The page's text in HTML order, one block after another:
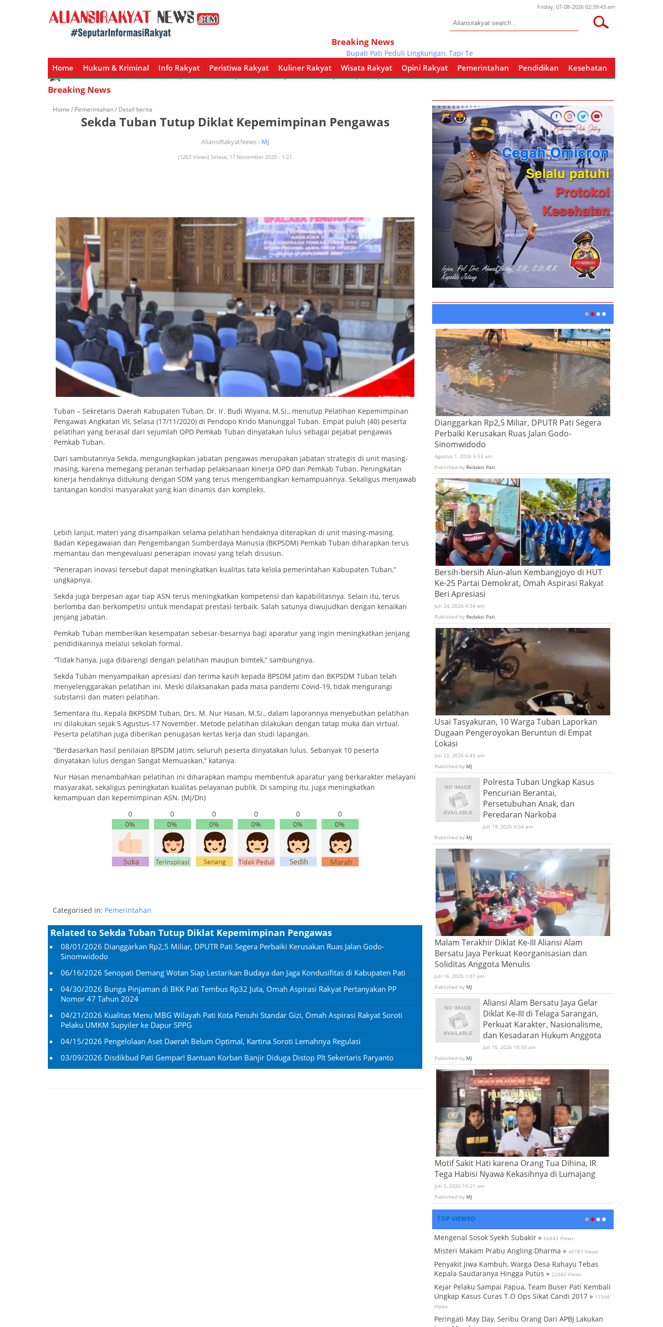
Friday, 07-08-2026 02:39:43 am
Breaking News
Bupati Pati Peduli Lingkungan, Tapi Tetap Junjung Supremasi Hukum
Home Hukum & Kriminal Info Rakyat Peristiwa Rakyat Kuliner Rakyat Wisata Rakyat Opini Rakyat Pemerintahan Pendidikan Kesehatan
Home Hukum & Kriminal Info Rakyat Peristiwa Rakyat Kuliner Rakyat Wisata Rakyat Opini Rakyat Pemerintahan Pendidikan Kesehatan
Breaking News
Home / Pemerintahan/ Detail berita
Sekda Tuban Tutup Diklat Kepemimpinan Pengawas
AliansiRakyatNews - MJ
(1263 Views) Selasa, 17 November 2020 - 1:21
Tuban – Sekretaris Daerah Kabupaten Tuban, Dr. Ir. Budi Wiyana, M.Si., menutup Pelatihan Kepemimpinan
Pengawas Angkatan VII, Selasa (17/11/2020) di Pendopo Krido Manunggal Tuban. Empat puluh (40) peserta
pelatihan yang berasal dari sejumlah OPD Pemkab Tuban dinyatakan lulus sebagai pejabat pengawas
Pemkab Tuban.
Dari sambutannya Sekda, mengungkapkan jabatan pengawas merupakan jabatan strategis di unit masing-
masing, karena memegang peranan terhadap pelaksanaan kinerja OPD dan Pemkab Tuban. Peningkatan
kinerja hendaknya didukung dengan SDM yang terus mengembangkan kemampuannya. Sekaligus menjawab
tantangan kondisi masyarakat yang kian dinamis dan kompleks.
Lebih lanjut, materi yang disampaikan selama pelatihan hendaknya diterapkan di unit masing-masing.
Badan Kepegawaian dan Pengembangan Sumberdaya Manusia (BKPSDM) Pemkab Tuban diharapkan terus
memantau dan mengevaluasi penerapan inovasi yang telah disusun.
“Penerapan inovasi tersebut dapat meningkatkan kualitas tata kelola pemerintahan Kabupaten Tuban,”
ungkapnya.
Sekda juga berpesan agar tiap ASN terus meningkatkan kompetensi dan kapabilitasnya. Selain itu, terus
berlomba dan berkompetisi untuk mendapat prestasi terbaik. Salah satunya diwujudkan dengan kenaikan
jenjang jabatan.
Pemkab Tuban memberikan kesempatan sebesar-besarnya bagi aparatur yang ingin meningkatkan jenjang
pendidikannya melalui sekolah formal.
“Tidak hanya, juga dibarengi dengan pelatihan maupun bimtek,” sambungnya.
Sekda Tuban menyampaikan apresiasi dan terima kasih kepada BPSDM Jatim dan BKPSDM Tuban telah
menyelenggarakan pelatihan ini. Meski dilaksanakan pada masa pandemi Covid-19, tidak mengurangi
substansi dan materi pelatihan.
Sementara itu, Kepala BKPSDM Tuban, Drs. M. Nur Hasan, M.Si., dalam laporannya menyebutkan pelatihan
ini dilakukan sejak 5 Agustus-17 November. Metode pelatihan dilakukan dengan tatap muka dan virtual.
Peserta pelatihan juga diberikan penugasan kertas kerja dan studi lapangan.
“Berdasarkan hasil penilaian BPSDM Jatim, seluruh peserta dinyatakan lulus. Sebanyak 10 peserta
dinyatakan lulus dengan Sangat Memuaskan,” katanya.
Nur Hasan menambahkan pelatihan ini diharapkan mampu membentuk aparatur yang berkarakter melayani
masyarakat, sekaligus peningkatan kualitas pelayanan publik. Di samping itu, juga meningkatkan
kemampuan dan kepemimpinan ASN. (Mj/Dn)
0
0%
0
0%
0
0%
0
0%
0
0%
0
0%
Categorised in: Pemerintahan
Related to Sekda Tuban Tutup Diklat Kepemimpinan Pengawas
08/01/2026 Dianggarkan Rp2,5 Miliar, DPUTR Pati Segera Perbaiki Kerusakan Ruas Jalan Godo-
Sinomwidodo
06/16/2026 Senopati Demang Wotan Siap Lestarikan Budaya dan Jaga Kondusifitas di Kabupaten Pati
04/30/2026 Bunga Pinjaman di BKK Pati Tembus Rp32 Juta, Omah Aspirasi Rakyat Pertanyakan PP
Nomor 47 Tahun 2024
04/21/2026 Kualitas Menu MBG Wilayah Pati Kota Penuhi Standar Gizi, Omah Aspirasi Rakyat Soroti
Pelaku UMKM Supyiler ke Dapur SPPG
04/15/2026 Pengelolaan Aset Daerah Belum Optimal, Kartina Soroti Lemahnya Regulasi
03/09/2026 Disdikbud Pati Gempar! Bantuan Korban Banjir Diduga Distop Plt Sekertaris Paryanto
Dianggarkan Rp2,5 Miliar, DPUTR Pati Segera
Perbaiki Kerusakan Ruas Jalan Godo-
Sinomwidodo
Agustus 1, 2026 6:53 am
Published by Redaksi Pati
Bersih-bersih Alun-alun Kembangjoyo di HUT
Ke-25 Partai Demokrat, Omah Aspirasi Rakyat
Beri Apresiasi
Juli 24, 2026 4:54 am
Published by Redaksi Pati
Usai Tasyakuran, 10 Warga Tuban Laporkan
Dugaan Pengeroyokan Beruntun di Empat
Lokasi
Juli 22, 2026 6:43 am
Published by MJ
Polresta Tuban Ungkap Kasus
Pencurian Berantai,
Persetubuhan Anak, dan
Peredaran Narkoba
Juli 19, 2026 3:54 am
Published by MJ
Malam Terakhir Diklat Ke-III Aliansi Alam
Bersatu Jaya Perkuat Keorganisasian dan
Soliditas Anggota Menulis
Juli 16, 2026 1:07 pm
Published by MJ
Aliansi Alam Bersatu Jaya Gelar
Diklat Ke-III di Telaga Sarangan,
Perkuat Karakter, Nasionalisme,
dan Kesadaran Hukum Anggota
Juli 15, 2026 10:33 am
Published by MJ
Motif Sakit Hati karena Orang Tua Dihina, IR
Tega Habisi Nyawa Kekasihnya di Lumajang
Juli 5, 2026 10:21 am
Published by MJ
TOP VIEWED
Mengenal Sosok Syekh Subakir » 66843 Views
Misteri Makam Prabu Angling Dharma » 40187 Views
Penyakit Jiwa Kambuh, Warga Desa Rahayu Tebas
Kepala Saudaranya Hingga Putus » 22042 Views
Kejar Pelaku Sampai Papua, Team Buser Pati Kembali
Ungkap Kasus Curas T.O Ops Sikat Candi 2017 » 17398
Views
Peringati May Day, Seribu Orang Dari APBJ Lakukan